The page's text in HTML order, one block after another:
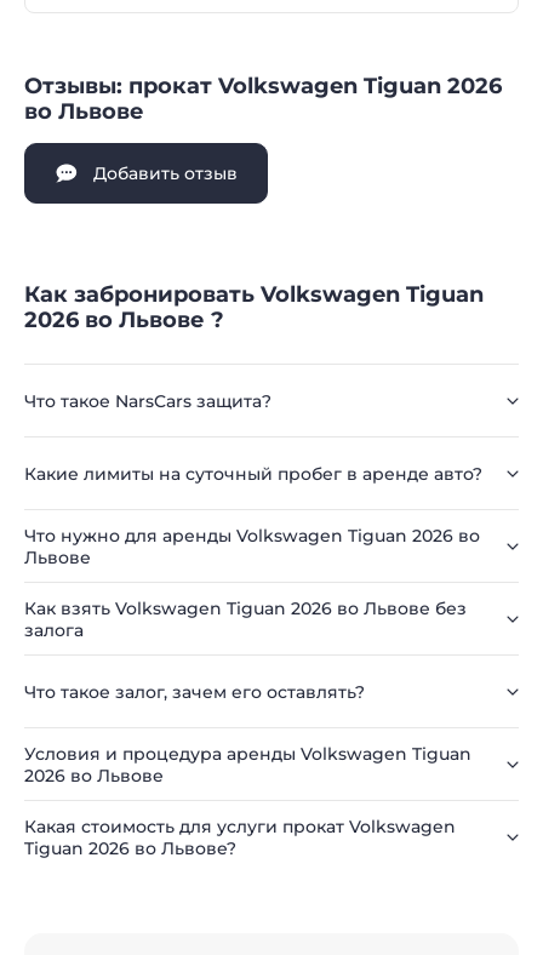
Отзывы: прокат Volkswagen Tiguan 2026
во Львове
Добавить отзыв
Как забронировать Volkswagen Tiguan
2026 во Львове ?
Что такое NarsCars защита?
Какие лимиты на суточный пробег в аренде авто?
Что нужно для аренды Volkswagen Tiguan 2026 во
Львове
Как взять Volkswagen Tiguan 2026 во Львове без
залога
Что такое залог, зачем его оставлять?
Условия и процедура аренды Volkswagen Tiguan
2026 во Львове
Какая стоимость для услуги прокат Volkswagen
Tiguan 2026 во Львове?